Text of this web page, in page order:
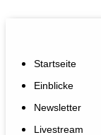
Startseite
Einblicke
Newsletter
Livestream